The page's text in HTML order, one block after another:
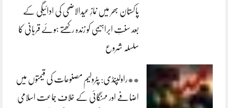
پاکستان بھر میں نمازِ عیدالاضحی کی ادائیگی کے
بعد سنتِ ابراہیمی کو زندہ رکھتے ہوئے قربانی کا
سلسلہ شروع
**راولپنڈی: پٹرولیم مصنوعات کی قیمتوں میں
اضافے اور مہنگائی کے خلاف جماعت اسلامی